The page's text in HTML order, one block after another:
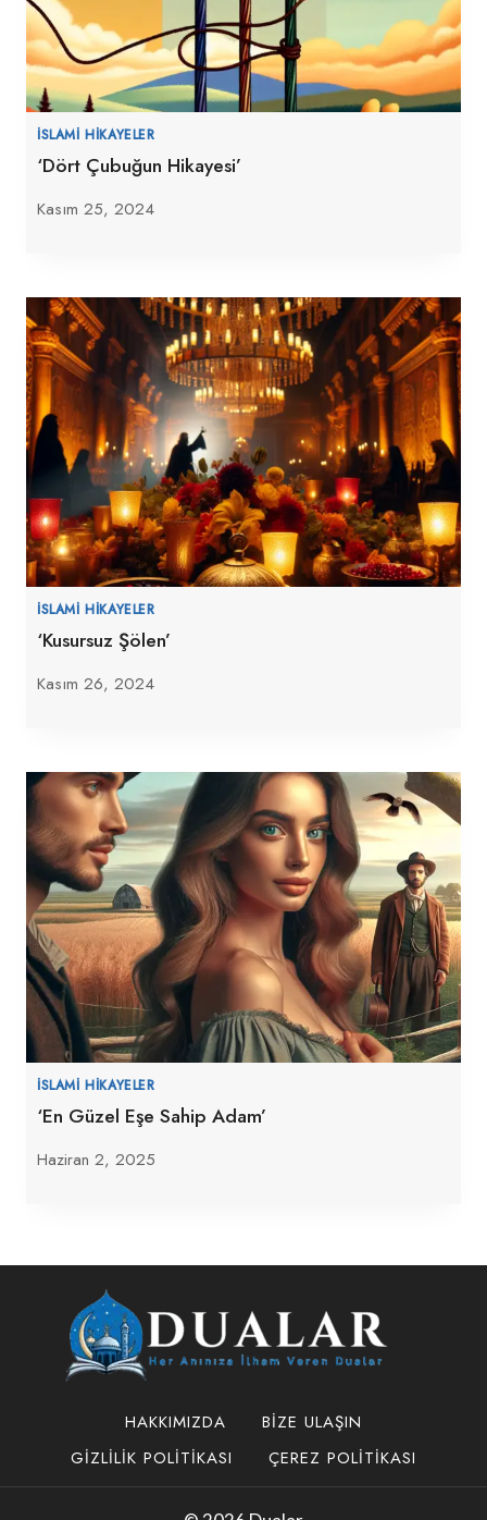
İSLAMI HIKAYELER
‘Dört Çubuğun Hikayesi’
Kasım 25, 2024
İSLAMI HIKAYELER
‘Kusursuz Şölen’
Kasım 26, 2024
İSLAMI HIKAYELER
‘En Güzel Eşe Sahip Adam’
Haziran 2, 2025
HAKKIMIZDA
BIZE ULAŞIN
GIZLILIK POLITIKASI
ÇEREZ POLITIKASI